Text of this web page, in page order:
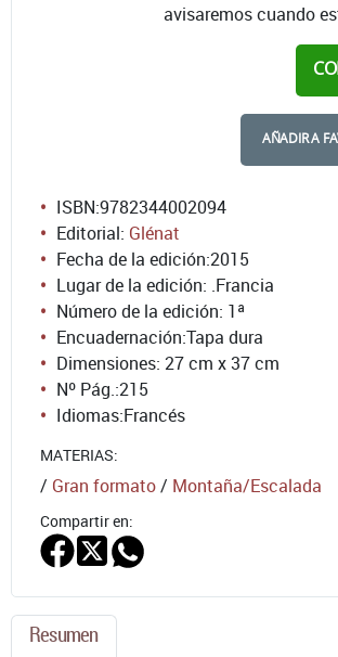
avisaremos cuando
AÑADIR A
ISBN:9782344002094
Editorial: Glénat
Fecha de la edición:2015
Lugar de la edición: .Francia
Número de la edición: 1ª
Encuadernación:Tapa dura
Dimensiones: 27 cm x 37 cm
Nº Pág.:215
Idiomas:Francés
MATERIAS:
/ Gran formato/ Montaña/Escalada
Compartir en:
Resumen